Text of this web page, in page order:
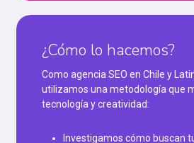
¿Cómo lo hacemos?
Como agencia SEO en Chile y
utilizamos una metodología que
tecnología y creatividad:
Investigamos cómo buscan